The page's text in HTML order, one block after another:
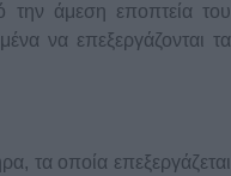
την άμεση εποπτεία του
να επεξεργάζονται τα
τα οποία επεξεργάζεται